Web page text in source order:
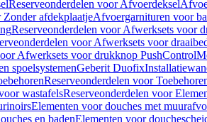
Reserveonderdelen voor Afvoerdeksel
Zonder afdekplaatjeAfvoergarnituren voor
Reserveonderdelen voor Afwerksets voor
voor Afwerksets voor
Afwerksets voor drukknop PushControl
spoelsystemenGeberit Duofix
Reserveonderdelen voor
wastafelsReserveonderdelen voor
Elementen voor douches met
en badenElementen voor